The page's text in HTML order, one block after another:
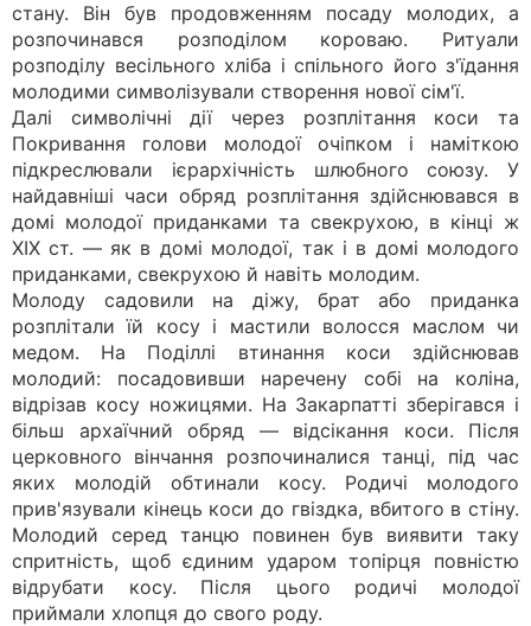
стану. Він був продовженням посаду молодих, а
розпочинався розподілом короваю. Ритуали
розподілу весільного хліба і спільного його з'їдання
молодими символізували створення нової сім'ї.
Далі символічні дії через розплітання коси та
Покривання голови молодої очіпком і наміткою
підкреслювали ієрархічність шлюбного союзу. У
найдавніші часи обряд розплітання здійснювався в
домі молодої приданками та свекрухою, в кінці ж
XIX ст. — як в домі молодої, так і в домі молодого
приданками, свекрухою й навіть молодим.
Молоду садовили на діжу, брат або приданка
розплітали їй косу і мастили волосся маслом чи
медом. На Поділлі втинання коси здійснював
молодий: посадовивши наречену собі на коліна,
відрізав косу ножицями. На Закарпатті зберігався і
більш архаїчний обряд — відсікання коси. Після
церковного вінчання розпочиналися танці, під час
яких молодій обтинали косу. Родичі молодого
прив'язували кінець коси до гвіздка, вбитого в стіну.
Молодий серед танцю повинен був виявити таку
спритність, щоб єдиним ударом топірця повністю
відрубати косу. Після цього родичі молодої
приймали хлопця до свого роду.